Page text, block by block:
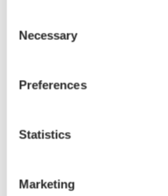
Selection
Necessary
Preferences
Statistics
Marketing
Das Torrent wurde